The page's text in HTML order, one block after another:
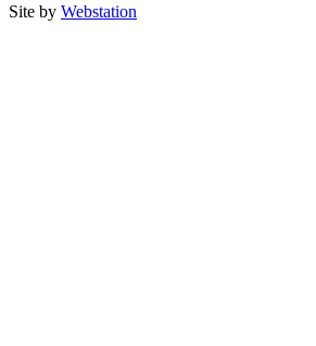
Site by Webstation